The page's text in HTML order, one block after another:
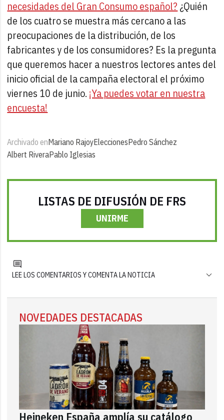
necesidades del Gran Consumo español? ¿Quién
de los cuatro se muestra más cercano a las
preocupaciones de la distribución, de los
fabricantes y de los consumidores? Es la pregunta
que queremos hacer a nuestros lectores antes del
inicio oficial de la campaña electoral el próximo
viernes 10 de junio. ¡Ya puedes votar en nuestra
encuesta!
Archivado enMariano RajoyEleccionesPedro Sánchez
Albert RiveraPablo Iglesias
LISTAS DE DIFUSIÓN DE FRS
UNIRME
LEE LOS COMENTARIOS Y COMENTA LA NOTICIA
NOVEDADES DESTACADAS
Heineken España amplía su catálogo